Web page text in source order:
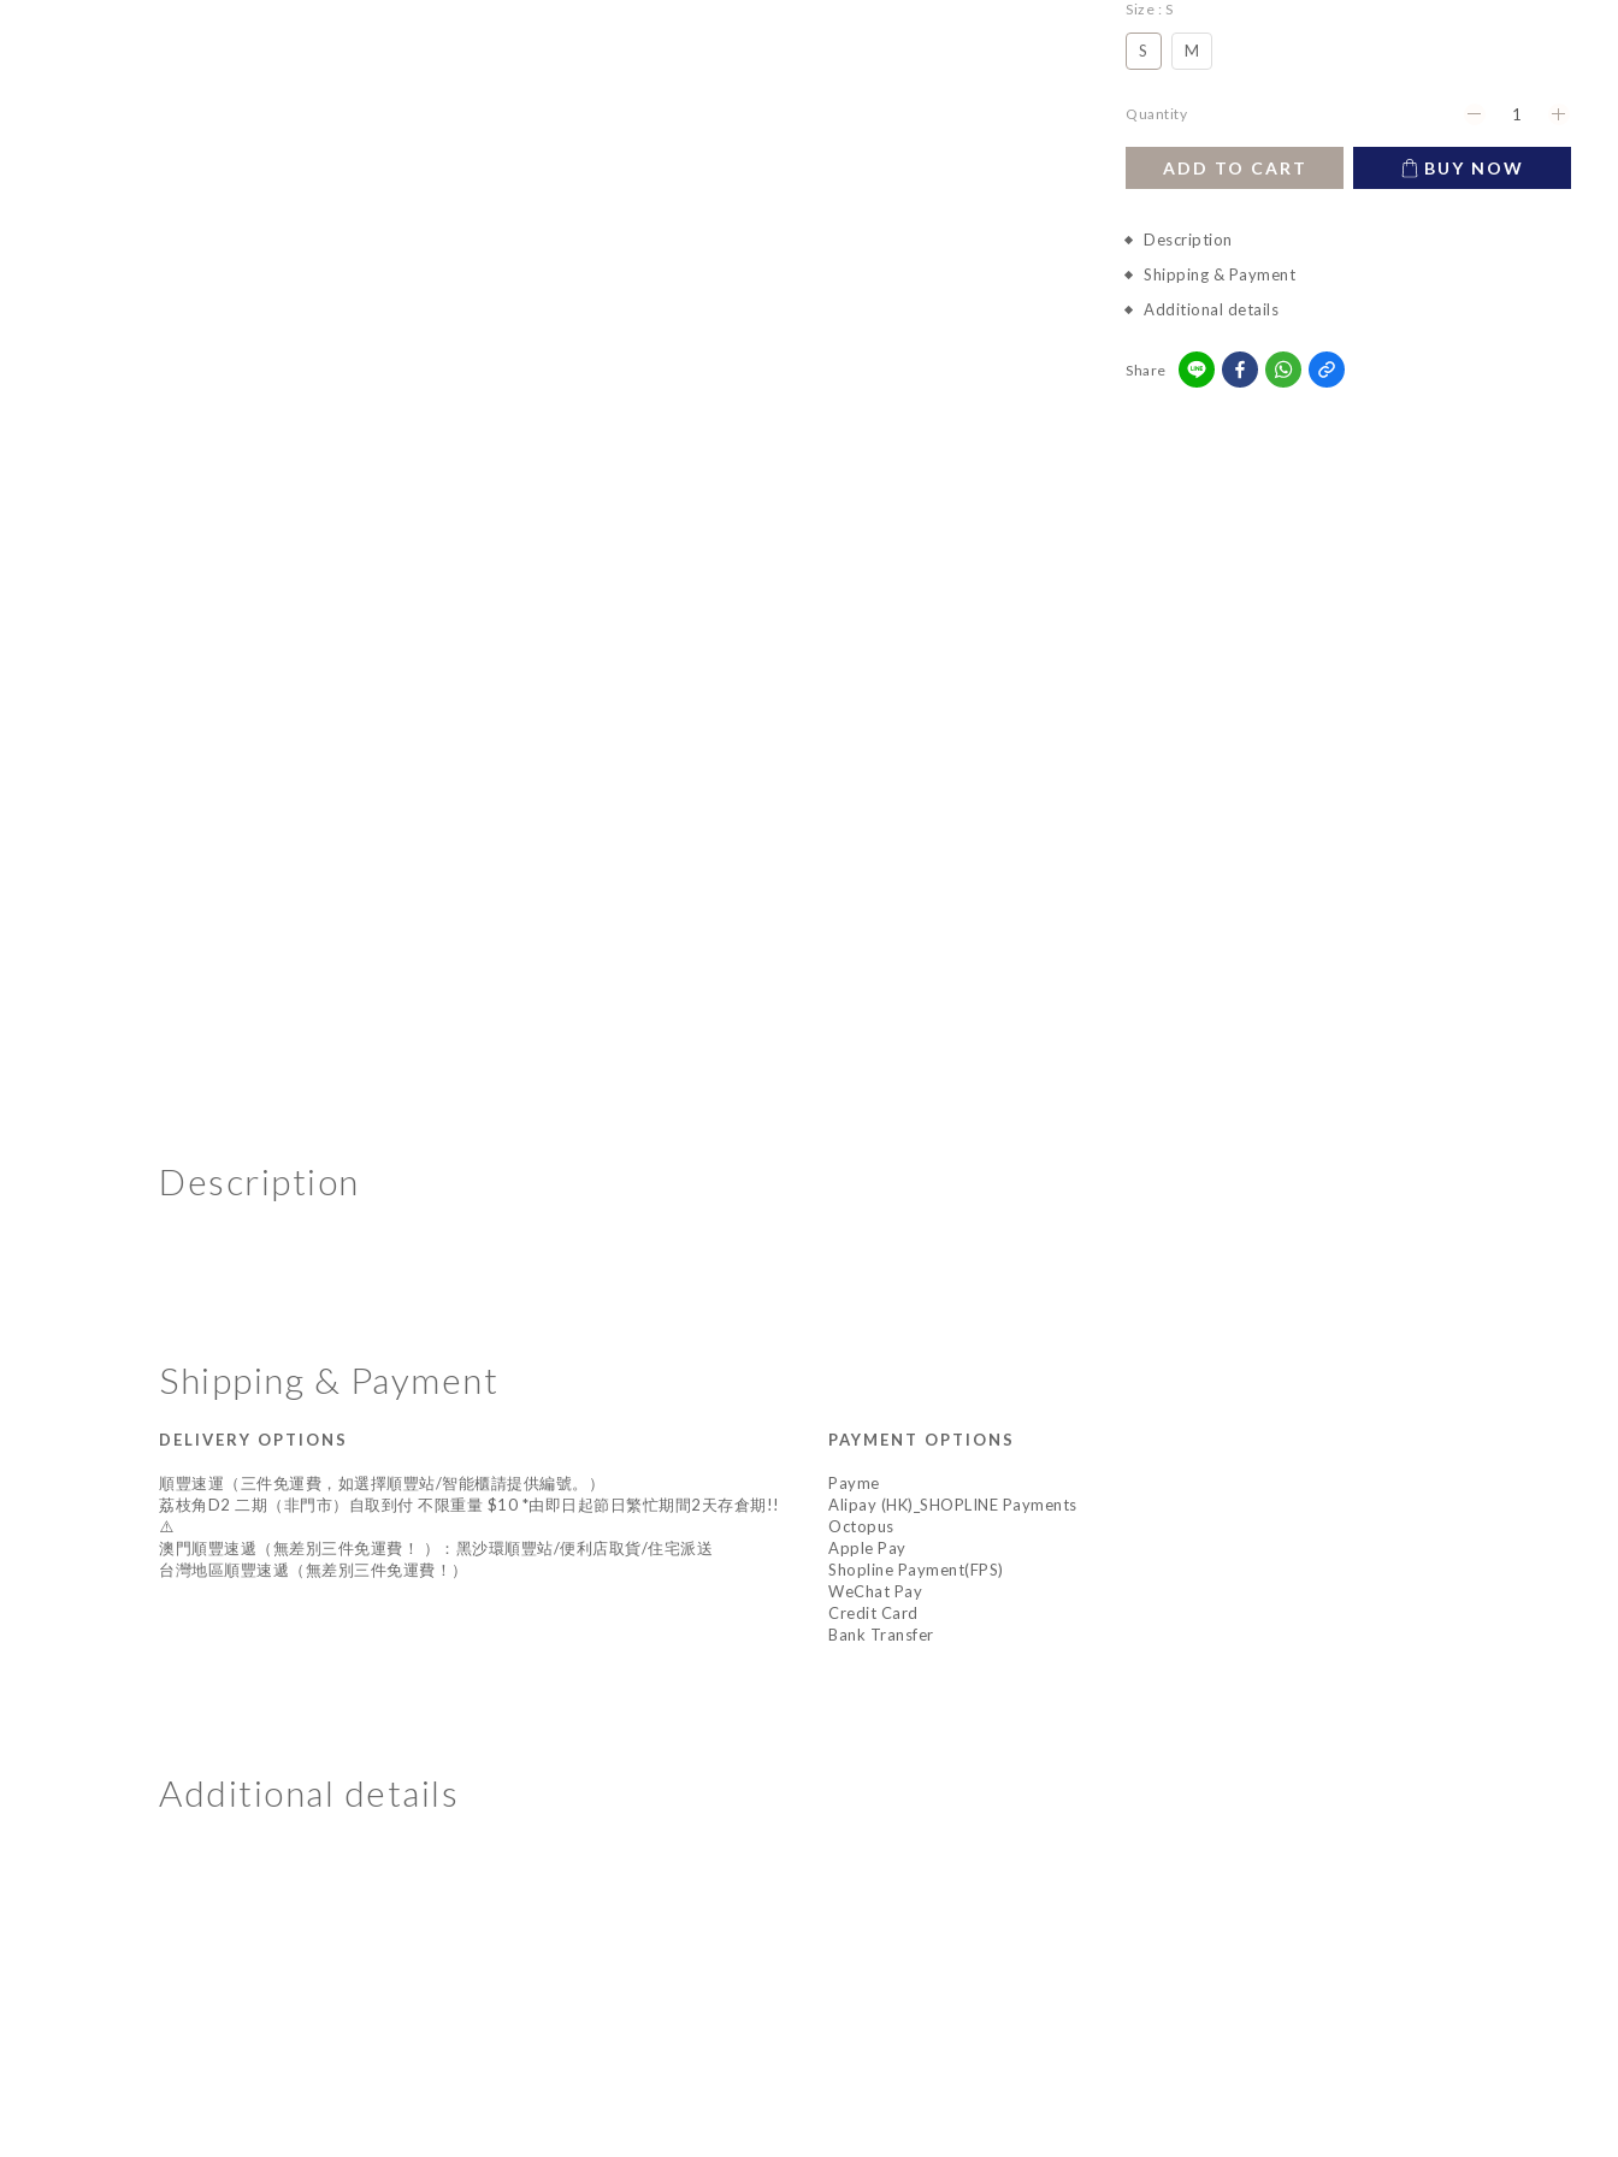
Size : S
S M
Quantity
ADD TO CART BUY NOW
Description
Shipping & Payment
Additional details
Share
Description
Shipping & Payment
DELIVERY OPTIONS
順豐速運（三件免運費，如選擇順豐站/智能櫃請提供編號。）
荔枝角D2 二期（非門市）自取到付 不限重量 $10 *由即日起節日繁忙期間2天存倉期!!
⚠️
澳門順豐速遞（無差別三件免運費！ ）：黑沙環順豐站/便利店取貨/住宅派送
台灣地區順豐速遞（無差別三件免運費！）
PAYMENT OPTIONS
Payme
Alipay (HK)_SHOPLINE Payments
Octopus
Apple Pay
Shopline Payment(FPS)
WeChat Pay
Credit Card
Bank Transfer
Additional details